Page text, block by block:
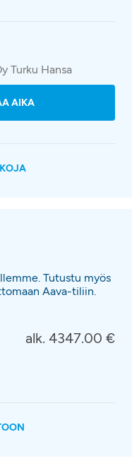
Turku Hansa
AIKA
Tutustu myös
Aava-tiliin.
alk. 4347.00 €